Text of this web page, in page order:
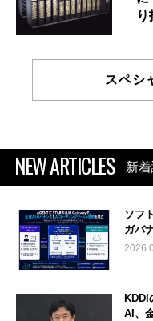
り
スペシ
NEW ARTICLES 新
ソフ
ガバ
AI、